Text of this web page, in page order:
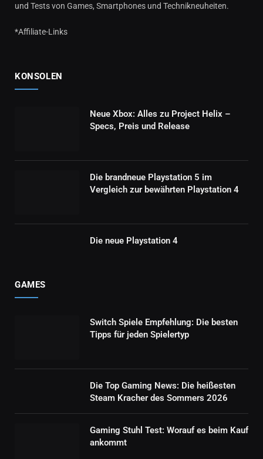
und Tests von Games, Smartphones und Technikneuheiten.
*Affiliate-Links
KONSOLEN
Neue Xbox: Alles zu Project Helix –
Specs, Preis und Release
Die brandneue Playstation 5 im
Vergleich zur bewährten Playstation 4
Die neue Playstation 4
GAMES
Switch Spiele Empfehlung: Die besten
Tipps für jeden Spielertyp
Die Top Gaming News: Die heißesten
Steam Kracher des Sommers 2026
Gaming Stuhl Test: Worauf es beim Kauf
ankommt